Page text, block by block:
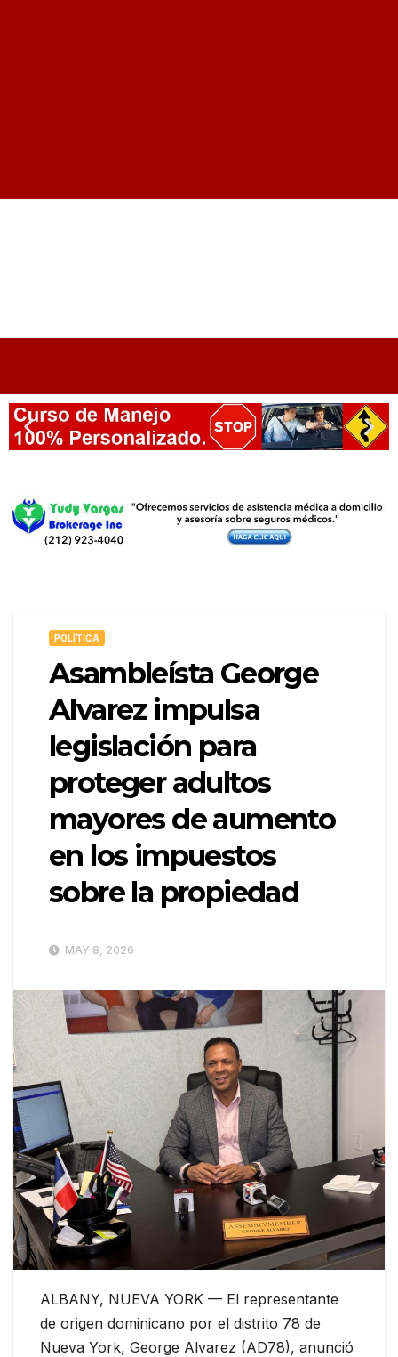
POLÍTICA
Asambleísta George
Alvarez impulsa
legislación para
proteger adultos
mayores de aumento
en los impuestos
sobre la propiedad
MAY 8, 2026
ALBANY, NUEVA YORK — El representante
de origen dominicano por el distrito 78 de
Nueva York, George Alvarez (AD78), anunció